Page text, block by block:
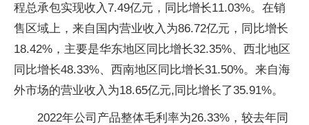
程总承包实现收入7.49亿元，同比增长11.03%。在销
售区域上，来自国内营业收入为86.72亿元，同比增长
18.42%，主要是华东地区同比增长32.35%、西北地区
同比增长48.33%、西南地区同比增长31.50%。来自海
外市场的营业收入为18.65亿元,同比增长了35.91%。
2022年公司产品整体毛利率为26.33%，较去年同